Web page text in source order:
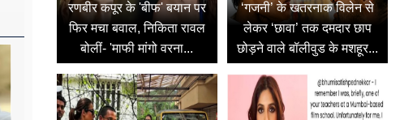
रणबीर कपूर के 'बीफ' बयान पर
फिर मचा बवाल, निकिता रावल
बोलीं- 'माफी मांगो वरना...
‘गजनी’ के खतरनाक विलेन से
लेकर ‘छावा’ तक दमदार छाप
छोड़ने वाले बॉलीवुड के मशहूर...